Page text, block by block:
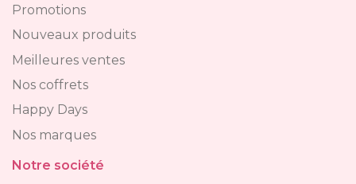
Promotions
Nouveaux produits
Meilleures ventes
Nos coffrets
Happy Days
Nos marques
Notre société